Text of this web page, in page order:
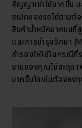
สัญญาเช่าได้มากขึ้น
สเปกของรถได้ตามต้
สินค้าน้ำหนักมากบน
และการบำรุงรักษา
สำรองให้ใช้ในกรณีที่
งานของคุณไม่สะดุด
มากขึ้นโดยไม่ต้องลง